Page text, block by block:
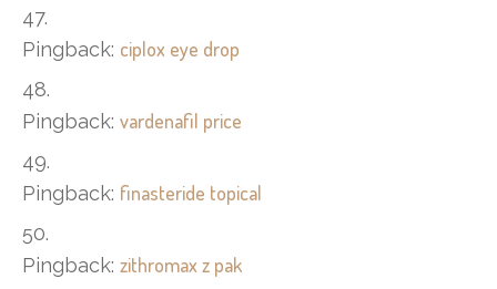
Pingback: ciplox eye drop
Pingback: vardenafil price
Pingback: finasteride topical
Pingback: zithromax z pak